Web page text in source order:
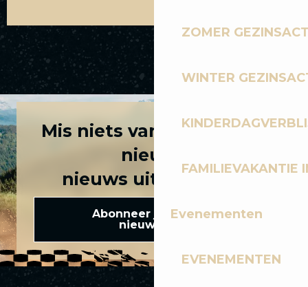
ZOMER
WINTER
FAMILIEVAKANTIE
Evenementen
EVENEMENTEN
HET VION-NET
Mis niets van het laatste
nieuws
nieuws uit Les Gets!
Abonneer je op onze
nieuwsbrief